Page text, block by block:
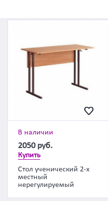
В наличии
2050 руб.
Купить
Стол ученический 2-х
местный
нерегулируемый